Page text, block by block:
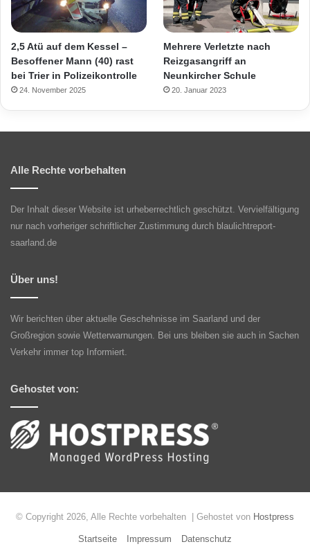
2,5 Atü auf dem Kessel –
Besoffener Mann (40) rast
bei Trier in Polizeikontrolle
24. November 2025
Mehrere Verletzte nach
Reizgasangriff an
Neunkircher Schule
20. Januar 2023
Alle Rechte vorbehalten
Der Inhalt dieser Website ist urheberrechtlich geschützt. Vervielfältigung
nur nach vorheriger schriftlicher Zustimmung durch blaulichtreport-
saarland.de
Über uns!
Wir berichten über aktuelle Geschehnisse im Saarland und der
Großregion sowie Wetterwarnungen. Bei uns bleiben sie auch in Sachen
Verkehr immer top Informiert.
Gehostet von:
© Copyright 2026, Alle Rechte vorbehalten | Gehostet von Hostpress
Startseite Impressum Datenschutz